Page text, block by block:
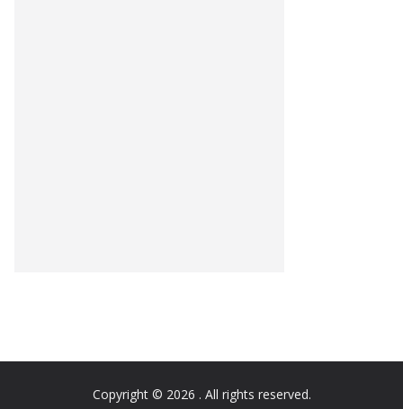
Copyright © 2026 . All rights reserved.